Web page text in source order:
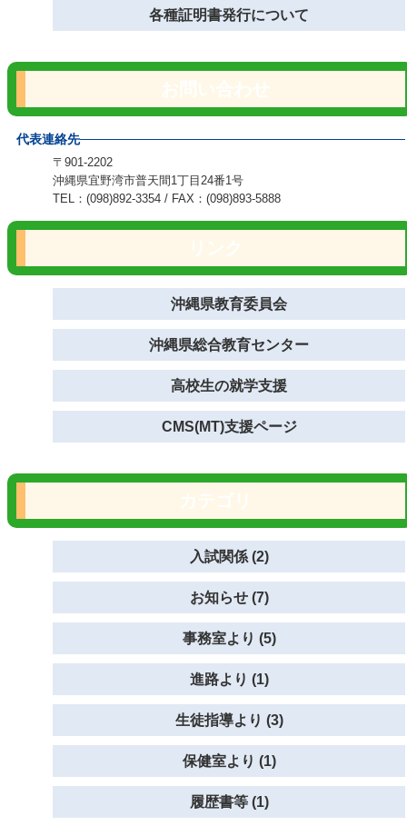
各種証明書発行について
代表連絡先
〒901-2202
沖縄県宜野湾市普天間1丁目24番1号
TEL：(098)892-3354 / FAX：(098)893-5888
沖縄県教育委員会
沖縄県総合教育センター
高校生の就学支援
CMS(MT)支援ページ
入試関係 (2)
お知らせ (7)
事務室より (5)
進路より (1)
生徒指導より (3)
保健室より (1)
履歴書等 (1)